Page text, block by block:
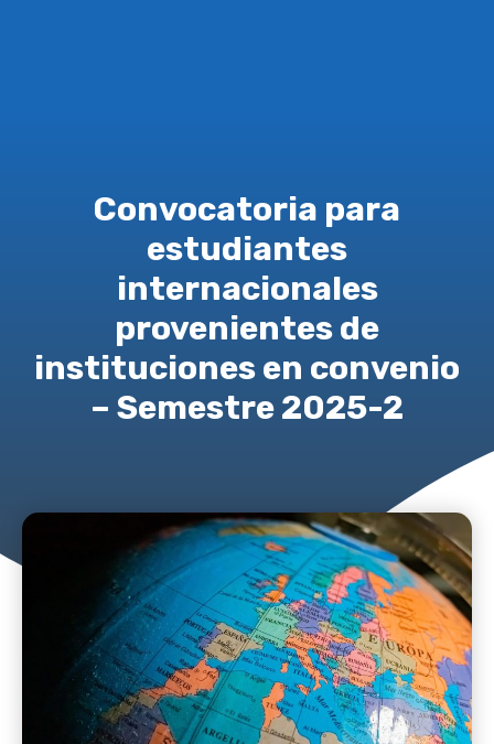
Convocatoria para
estudiantes
internacionales
provenientes de
instituciones en convenio
– Semestre 2025-2